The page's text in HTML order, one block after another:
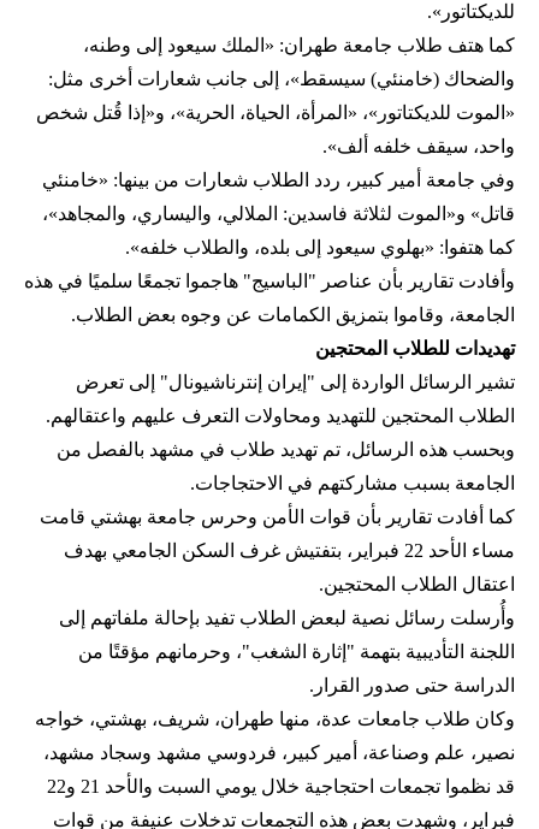
للديكتاتور».
كما هتف طلاب جامعة طهران: «الملك سيعود إلى وطنه،
والضحاك (خامنئي) سيسقط»، إلى جانب شعارات أخرى مثل:
«الموت للديكتاتور»، «المرأة، الحياة، الحرية»، و«إذا قُتل شخص
واحد، سيقف خلفه ألف».
وفي جامعة أمير كبير، ردد الطلاب شعارات من بينها: «خامنئي
قاتل» و«الموت لثلاثة فاسدين: الملالي، واليساري، والمجاهد»،
كما هتفوا: «بهلوي سيعود إلى بلده، والطلاب خلفه».
وأفادت تقارير بأن عناصر "الباسيج" هاجموا تجمعًا سلميًا في هذه
الجامعة، وقاموا بتمزيق الكمامات عن وجوه بعض الطلاب.
تهديدات للطلاب المحتجين
تشير الرسائل الواردة إلى "إيران إنترناشيونال" إلى تعرض
الطلاب المحتجين للتهديد ومحاولات التعرف عليهم واعتقالهم.
وبحسب هذه الرسائل، تم تهديد طلاب في مشهد بالفصل من
الجامعة بسبب مشاركتهم في الاحتجاجات.
كما أفادت تقارير بأن قوات الأمن وحرس جامعة بهشتي قامت
مساء الأحد 22 فبراير، بتفتيش غرف السكن الجامعي بهدف
اعتقال الطلاب المحتجين.
وأُرسلت رسائل نصية لبعض الطلاب تفيد بإحالة ملفاتهم إلى
اللجنة التأديبية بتهمة "إثارة الشغب"، وحرمانهم مؤقتًا من
الدراسة حتى صدور القرار.
وكان طلاب جامعات عدة، منها طهران، شريف، بهشتي، خواجه
نصير، علم وصناعة، أمير كبير، فردوسي مشهد وسجاد مشهد،
قد نظموا تجمعات احتجاجية خلال يومي السبت والأحد 21 و22
فبراير، وشهدت بعض هذه التجمعات تدخلات عنيفة من قوات